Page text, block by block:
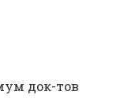
док-тов